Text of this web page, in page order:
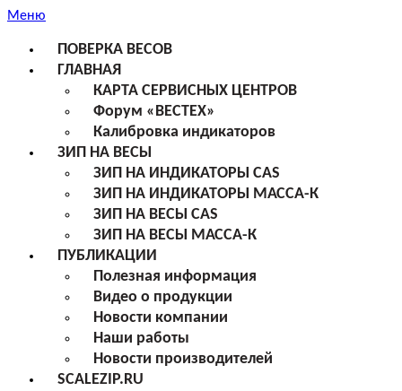
Меню
ПОВЕРКА ВЕСОВ
ГЛАВНАЯ
КАРТА СЕРВИСНЫХ ЦЕНТРОВ
Форум «ВЕСТЕХ»
Калибровка индикаторов
ЗИП НА ВЕСЫ
ЗИП НА ИНДИКАТОРЫ CAS
ЗИП НА ИНДИКАТОРЫ МАССА-К
ЗИП НА ВЕСЫ CAS
ЗИП НА ВЕСЫ МАССА-К
ПУБЛИКАЦИИ
Полезная информация
Видео о продукции
Новости компании
Наши работы
Новости производителей
SCALEZIP.RU